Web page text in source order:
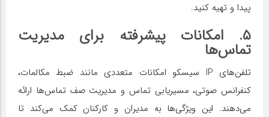
پیدا و تهیه کنید.
۵. امکانات پیشرفته برای مدیریت
تماس‌ها
تلفن‌های IP سیسکو امکانات متعددی مانند ضبط مکالمات،
کنفرانس صوتی، مسیریابی تماس و مدیریت صف تماس‌ها ارائه
می‌دهند. این ویژگی‌ها به مدیران و کارکنان کمک می‌کند تا